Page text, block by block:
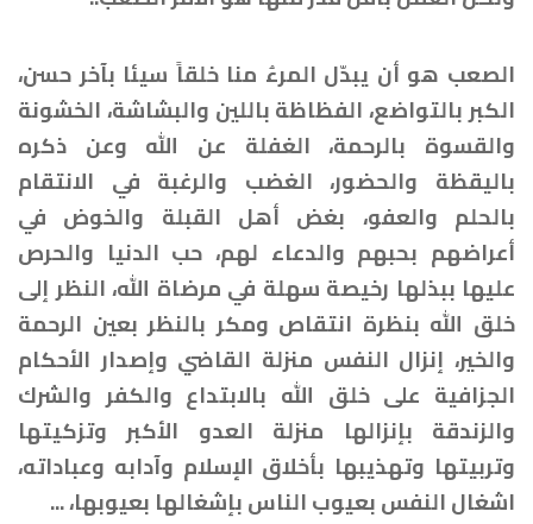
الصعب هو أن يبدّل المرءُ منا خلقاً سيئا بآخر حسن،
الكبر بالتواضع، الفظاظة باللين والبشاشة، الخشونة
والقسوة بالرحمة، الغفلة عن الله وعن ذكره
باليقظة والحضور، الغضب والرغبة في الانتقام
بالحلم والعفو، بغض أهل القبلة والخوض في
أعراضهم بحبهم والدعاء لهم، حب الدنيا والحرص
عليها ببذلها رخيصة سهلة في مرضاة الله، النظر إلى
خلق الله بنظرة انتقاص ومكر بالنظر بعين الرحمة
والخير، إنزال النفس منزلة القاضي وإصدار الأحكام
الجزافية على خلق الله بالابتداع والكفر والشرك
والزندقة بإنزالها منزلة العدو الأكبر وتزكيتها
وتربيتها وتهذيبها بأخلاق الإسلام وآدابه وعباداته،
اشغال النفس بعيوب الناس بإشغالها بعيوبها، ...